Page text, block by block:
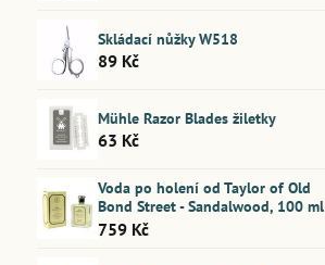
Skládací nůžky W518
89 Kč
Mühle Razor Blades žiletky
63 Kč
Voda po holení od Taylor of Old
Bond Street - Sandalwood, 100 ml
759 Kč